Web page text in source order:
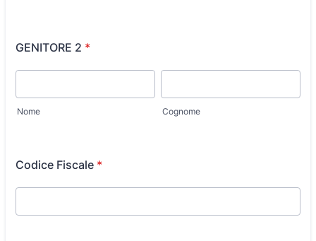
GENITORE 2 *
Nome Cognome
Codice Fiscale *